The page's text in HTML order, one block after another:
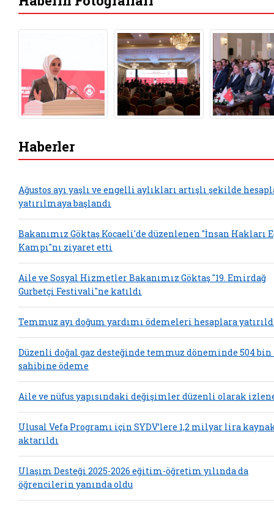
Haberler
Ağustos ayı yaşlı ve engelli aylıkları artışlı şekilde
yatırılmaya başlandı
Bakanımız Göktaş Kocaeli'de düzenlenen "İnsan Hakları
Kampı"nı ziyaret etti
Aile ve Sosyal Hizmetler Bakanımız Göktaş "19. Emirdağ
Gurbetçi Festivali"ne katıldı
Temmuz ayı doğum yardımı ödemeleri hesaplara
Düzenli doğal gaz desteğinde temmuz döneminde 504
sahibine ödeme
Aile ve nüfus yapısındaki değişimler düzenli olarak
Ulusal Vefa Programı için SYDV’lere 1,2 milyar lira
aktarıldı
Ulaşım Desteği 2025-2026 eğitim-öğretim yılında da
öğrencilerin yanında oldu